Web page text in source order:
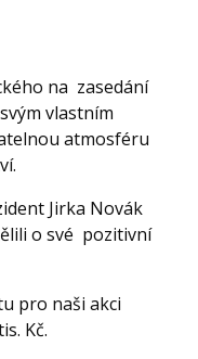
na zasedání
vlastním
atmosféru
Jirka Novák
o své pozitivní
pro naši akci
Kč.